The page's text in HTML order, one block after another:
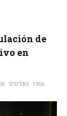
de
en
VISITAS: 1956